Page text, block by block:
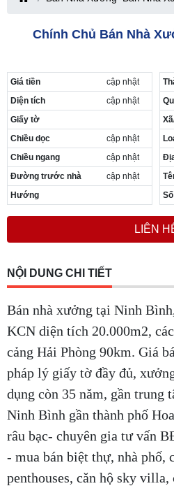
Chính Chủ Bán Nhà
Giá tiền
cập nhật
Diện tích
cập nhật
Giấy tờ
Chiều dọc
cập nhật
Chiều ngang
cập nhật
Đường trước nhà
cập nhật
Hướng
LIÊN
NỘI DUNG CHI TIẾT
Bán nhà xưởng tại Ninh
KCN diện tích 20.000m2,
cảng Hải Phòng 90km. Giá
pháp lý giấy tờ đầy đủ,
dụng còn 35 năm, gần trung
Ninh Bình gần thành phố
râu bạc- chuyên gia tư vấn
- mua bán biệt thự, nhà phố,
penthouses, căn hộ sky villa,